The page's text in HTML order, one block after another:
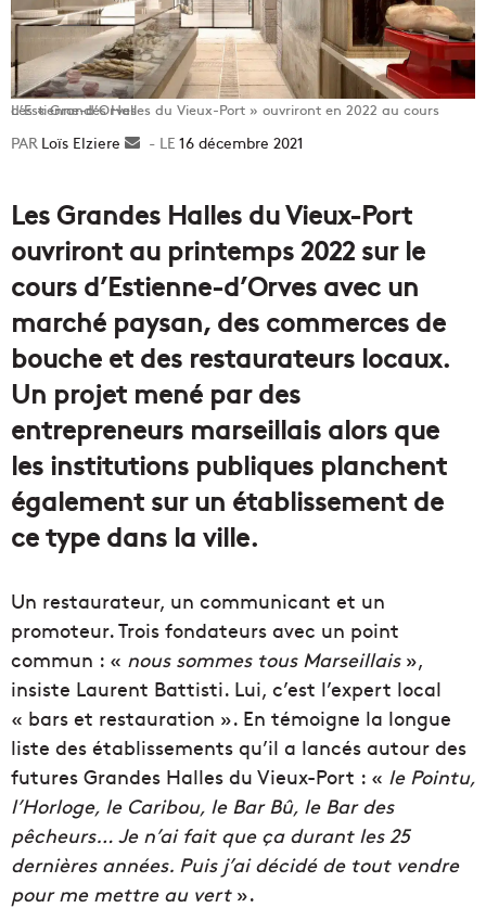
Les « Grandes Halles du Vieux-Port » ouvriront en 2022 au cours d’Estienne-d’Orves
Loïs Elziere
Envoyer16 décembre 2021
Les Grandes Halles du Vieux-Port
ouvriront au printemps 2022 sur le
cours d’Estienne-d’Orves avec un
marché paysan, des commerces de
bouche et des restaurateurs locaux.
Un projet mené par des
entrepreneurs marseillais alors que
les institutions publiques planchent
également sur un établissement de
ce type dans la ville.
Un restaurateur, un communicant et un
promoteur. Trois fondateurs avec un point
commun : « nous sommes tous Marseillais»,
insiste Laurent Battisti. Lui, c’est l’expert local
« bars et restauration ». En témoigne la longue
liste des établissements qu’il a lancés autour des
futures Grandes Halles du Vieux-Port : « le Pointu,
l’Horloge, le Caribou, le Bar Bû, le Bar des
pêcheurs… Je n’ai fait que ça durant les 25
dernières années. Puis j’ai décidé de tout vendre
pour me mettre au vert».